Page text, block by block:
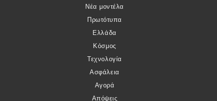
Νέα μοντέλα
Πρωτότυπα
Ελλάδα
Κόσμος
Τεχνολογία
Ασφάλεια
Αγορά
Απόψεις